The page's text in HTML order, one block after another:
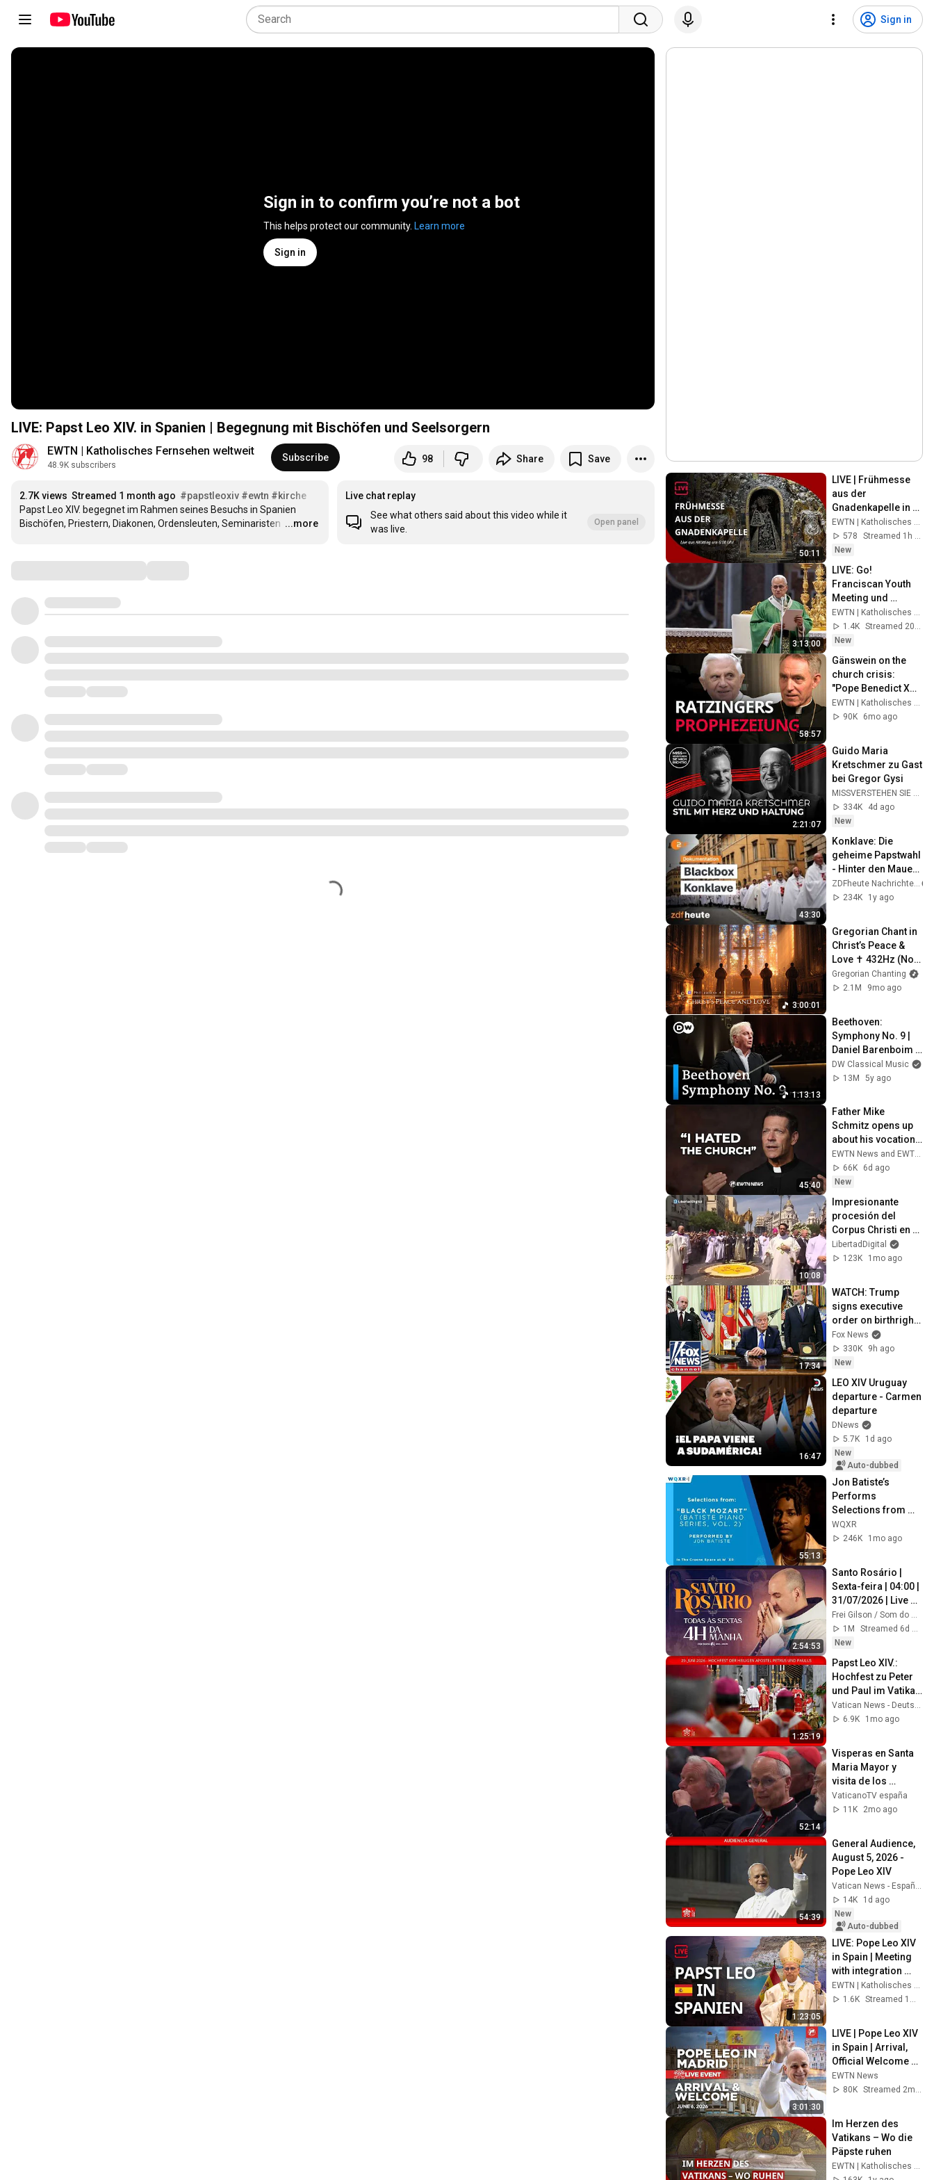
Sign in
Sign in to confirm you’re not a bot
This helps protect our community. Learn more
Sign in
LIVE: Papst Leo XIV. in Spanien | Begegnung mit Bischöfen und Seelsorgern
EWTN | Katholisches Fernsehen weltweit
48.9K subscribers
Subscribe 98 Share Save
2.7K views Streamed 1 month ago #papstleoxiv #ewtn #kirche
Papst Leo XIV. begegnet im Rahmen seines Besuchs in Spanien
Bischöfen, Priestern, Diakonen, Ordensleuten, Seminaristen …
...more
Live chat replay
See what others said about this video while it
was live.
Open panel
50:11
LIVE | Frühmesse
aus der
Gnadenkapelle in
Altötting am
07.08.2026
EWTN | Katholisches Fernsehen weltweit
578
Streamed 1h ago
New
3:13:00
LIVE: Go!
Franciscan Youth
Meeting und
Heilige Messe mit
Papst Leo XIV. in
Assisi
EWTN | Katholisches Fernsehen weltweit
1.4K
Streamed 20h ago
New
58:57
Gänswein on the
church crisis:
"Pope Benedict XVI
had warned us!"
EWTN | Katholisches Fernsehen weltweit
90K
6mo ago
2:21:07
Guido Maria
Kretschmer zu Gast
bei Gregor Gysi
334K
4d ago
New
43:30
Konklave: Die
geheime Papstwahl
- Hinter den Mauern
des Vatikan
234K
1y ago
3:00:01
Gregorian Chant in
Christ’s Peace &
Love ✝️ 432Hz (No
Ads) | Gregorian
Chanting
Gregorian Chanting
2.1M
9mo ago
1:13:13
Beethoven:
Symphony No. 9 |
Daniel Barenboim &
the West-Eastern
Divan Orchestra
symphony)
DW Classical Music
13M
5y ago
45:40
Father Mike
Schmitz opens up
about his vocation,
faith, & his first trip
to Ireland | EWTN
News
EWTN News and EWTN
66K
6d ago
New
10:08
Impresionante
procesión del
Corpus Christi en
Madrid
encabezada por el
LibertadDigital
123K
1mo ago
17:34
WATCH: Trump
signs executive
order on birthright
citizenship
Fox News
330K
9h ago
New
16:47
LEO XIV Uruguay
departure - Carmen
departure
DNews
5.7K
1d ago
New
Auto-dubbed
55:13
Jon Batiste’s
Performs
Selections from
"Black Mozart"
Album
WQXR
246K
1mo ago
2:54:53
Santo Rosário |
Sexta-feira | 04:00 |
31/07/2026 | Live
Ao vivo
Frei Gilson / Som do Monte - OFICIAL
1M
Streamed 6d ago
New
1:25:19
Papst Leo XIV.:
Hochfest zu Peter
und Paul im Vatikan
- 29. Juni 2026
Vatican News - Deutsch
6.9K
1mo ago
52:14
Visperas en Santa
Maria Mayor y
visita de los
cardenales a tumba
de Papa Francisco
VaticanoTV españa
11K
2mo ago
54:39
General Audience,
August 5, 2026 -
Pope Leo XIV
Vatican News - Español
14K
1d ago
New
Auto-dubbed
1:23:05
LIVE: Pope Leo XIV
in Spain | Meeting
with integration
services for
migrants
EWTN | Katholisches Fernsehen weltweit
1.6K
Streamed 1mo ago
3:01:30
LIVE | Pope Leo XIV
in Spain | Arrival,
Official Welcome
and Meeting
Authorities | June 6,
EWTN News
80K
Streamed 2mo ago
Im Herzen des
Vatikans – Wo die
Päpste ruhen